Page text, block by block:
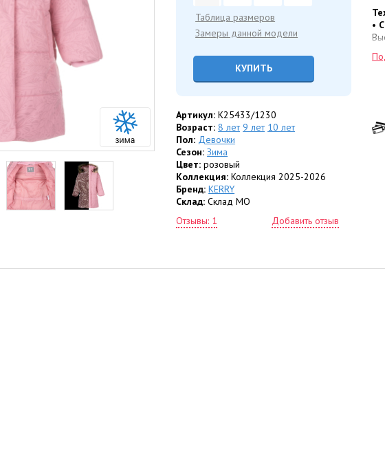
Таблица размеров
Замеры данной модели
КУПИТЬ
Артикул:K25433/1230
Возраст:8 лет 9 лет 10 лет
Пол: Девочки
Сезон:Зима
Цвет:розовый
Коллекция:Коллекция 2025-2026
Бренд:KERRY
Склад:Склад МО
Отзывы: 1
Добавить отзыв
•
•